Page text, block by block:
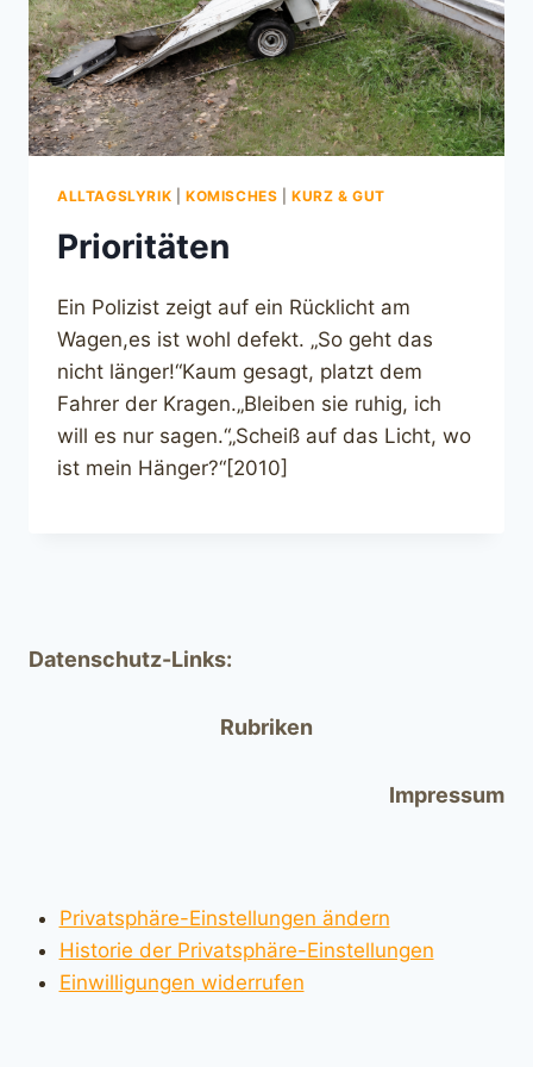
ALLTAGSLYRIK KOMISCHES |KURZ & GUT
Prioritäten
Ein Polizist zeigt auf ein Rücklicht am
Wagen,es ist wohl defekt. „So geht das
nicht länger!“Kaum gesagt, platzt dem
Fahrer der Kragen.„Bleiben sie ruhig, ich
will es nur sagen.“„Scheiß auf das Licht, wo
ist mein Hänger?“[2010]
Datenschutz-Links:
Rubriken
Impressum
Privatsphäre-Einstellungen ändern
Historie der Privatsphäre-Einstellungen
Einwilligungen widerrufen